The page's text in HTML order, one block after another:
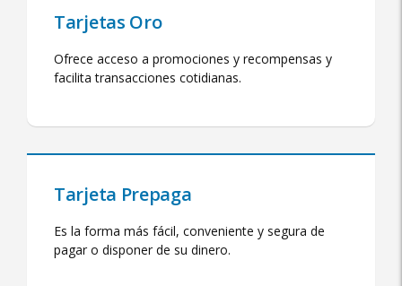
Tarjetas Oro
Ofrece acceso a promociones y recompensas y
facilita transacciones cotidianas.
Tarjeta Prepaga
Es la forma más fácil, conveniente y segura de
pagar o disponer de su dinero.